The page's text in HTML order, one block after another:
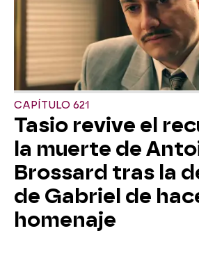
CAPÍTULO 621
Tasio revive el
la muerte de
Brossard tras la
de Gabriel de
homenaje